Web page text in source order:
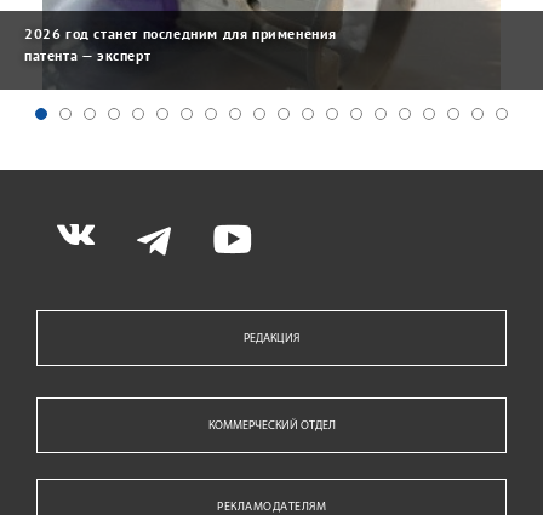
2026 год станет последним для применения
патента — эксперт
РЕДАКЦИЯ
КОММЕРЧЕСКИЙ ОТДЕЛ
РЕКЛАМОДАТЕЛЯМ